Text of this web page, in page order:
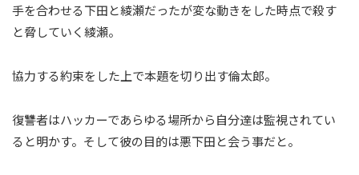
手を合わせる下田と綾瀬だったが変な動きをした時点で殺す
と脅していく綾瀬。
協力する約束をした上で本題を切り出す倫太郎。
復讐者はハッカーであらゆる場所から自分達は監視されてい
ると明かす。そして彼の目的は悪下田と会う事だと。